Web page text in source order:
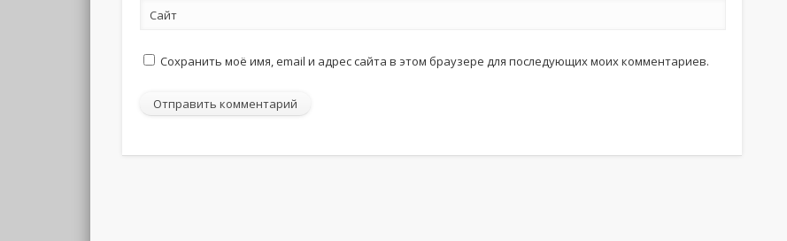
Сайт
Сохранить моё имя, email и адрес сайта в этом браузере для последующих моих комментариев.